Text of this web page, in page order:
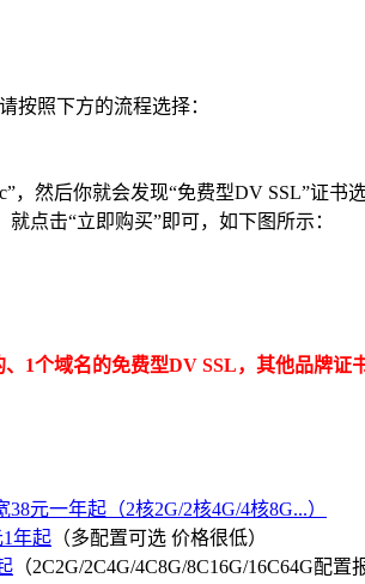
按照下方的流程选择：
，然后你就会发现“免费型DV SSL”证书
点击“立即购买”即可，如下图所示：
1个域名的免费型DV SSL，其他品牌证
元一年起（2核2G/2核4G/4核8G...）
年起 （多配置可选 价格很低）
（2C2G/2C4G/4C8G/8C16G/16C64G配置